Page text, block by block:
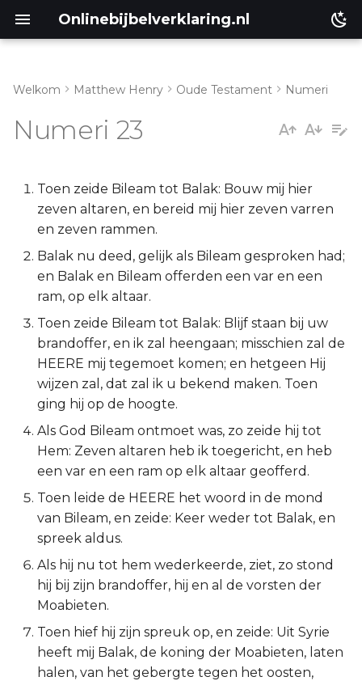
Onlinebijbelverklaring.nl
Numeri 23:13-30
Lukas
Johannes
Handelingen
Romeinen
1 Korinthe
2 Korinthe
Galaten
Éfeze
Filipenzen
Kolossenzen
1 Thessalonicenzen
2 Thessalonicenzen
1 Timótheüs
Welkom Matthew Henry Oude Testament Numeri
Numeri 23
Toen zeide Bileam tot Balak: Bouw mij hier
zeven altaren, en bereid mij hier zeven varren
en zeven rammen.
Balak nu deed, gelijk als Bileam gesproken had;
en Balak en Bileam offerden een var en een
ram, op elk altaar.
Toen zeide Bileam tot Balak: Blijf staan bij uw
brandoffer, en ik zal heengaan; misschien zal de
HEERE mij tegemoet komen; en hetgeen Hij
wijzen zal, dat zal ik u bekend maken. Toen
ging hij op de hoogte.
Als God Bileam ontmoet was, zo zeide hij tot
Hem: Zeven altaren heb ik toegericht, en heb
een var en een ram op elk altaar geofferd.
Toen leide de HEERE het woord in de mond
van Bileam, en zeide: Keer weder tot Balak, en
spreek aldus.
Als hij nu tot hem wederkeerde, ziet, zo stond
hij bij zijn brandoffer, hij en al de vorsten der
Moabieten.
Toen hief hij zijn spreuk op, en zeide: Uit Syrie
heeft mij Balak, de koning der Moabieten, laten
halen, van het gebergte tegen het oosten,